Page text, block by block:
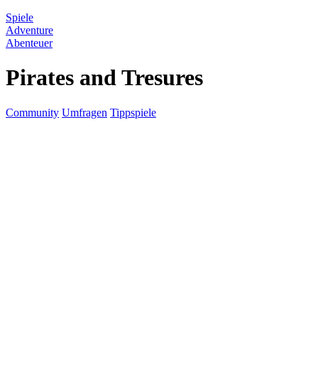
Spiele
Adventure
Abenteuer
Pirates and Tresures
Community Umfragen Tippspiele